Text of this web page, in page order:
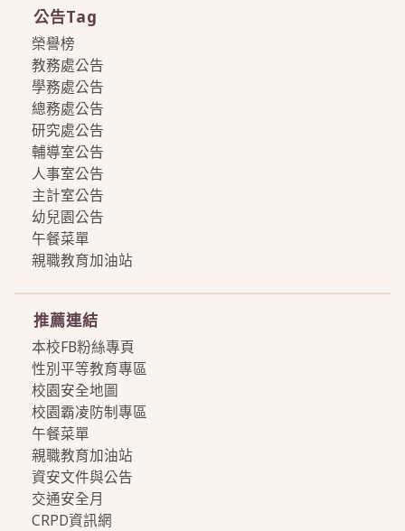
公告Tag
榮譽榜
教務處公告
學務處公告
總務處公告
研究處公告
輔導室公告
人事室公告
主計室公告
幼兒園公告
午餐菜單
親職教育加油站
推薦連結
本校FB粉絲專頁
性別平等教育專區
校園安全地圖
校園霸凌防制專區
午餐菜單
親職教育加油站
資安文件與公告
交通安全月
CRPD資訊網